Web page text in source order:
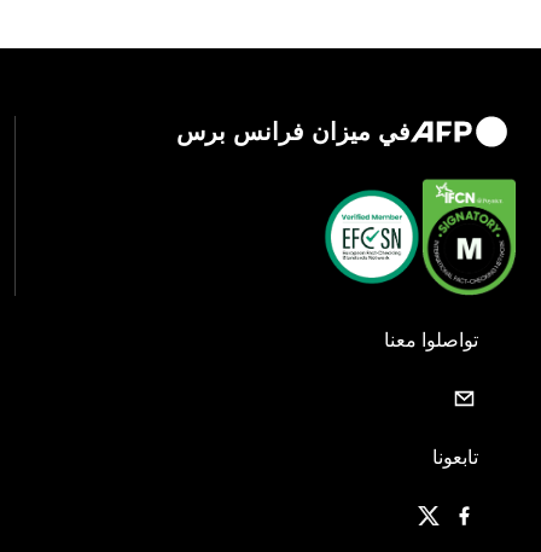
في ميزان فرانس برس
تواصلوا معنا
تابعونا